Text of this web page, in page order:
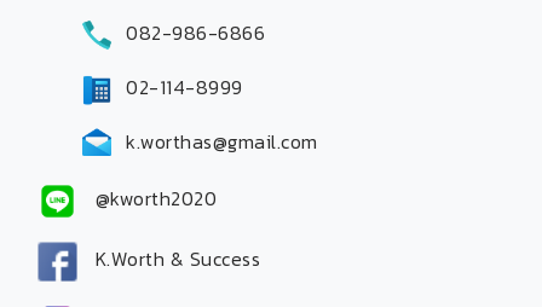
082-986-6866
02-114-8999
k.worthas@gmail.com
@kworth2020
K.Worth & Success